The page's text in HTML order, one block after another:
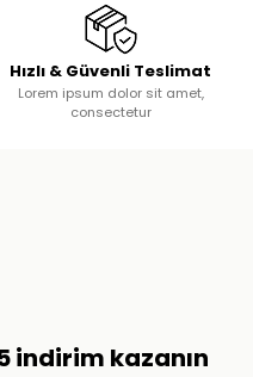
Hızlı & Güvenli Teslimat
Lorem ipsum dolor sit amet,
consectetur
indirim kazanın